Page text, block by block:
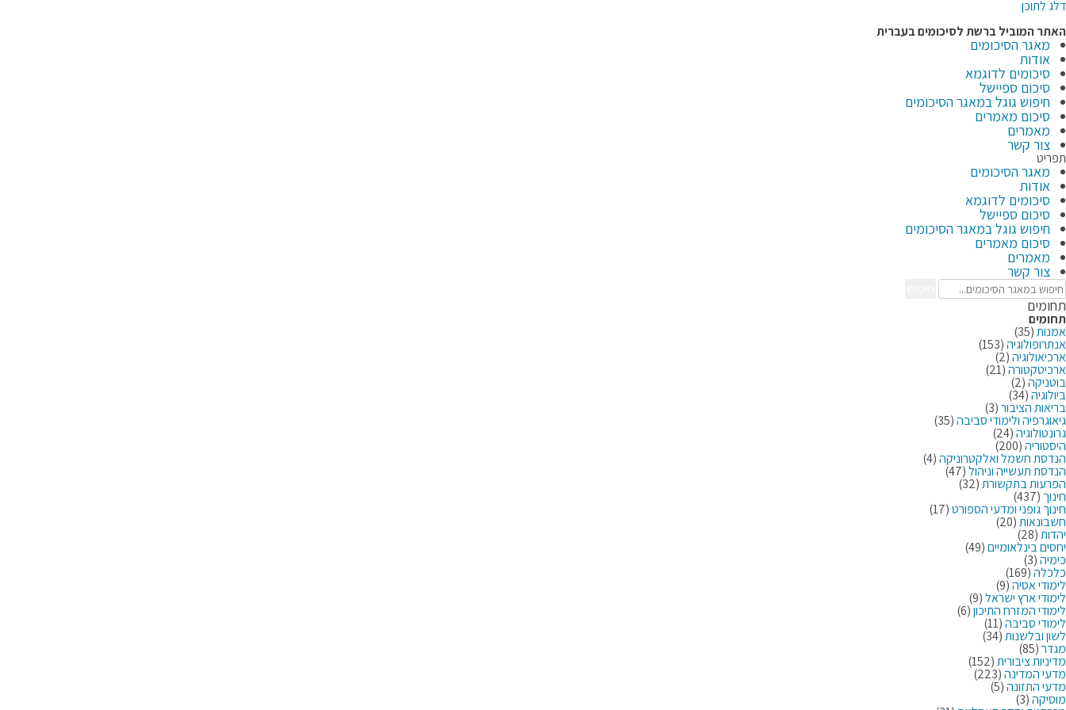
דלג לתוכן
האתר המוביל ברשתלסיכומים בעברית
מאגר הסיכומים
אודות
סיכומים לדוגמא
סיכום ספיישל
חיפוש גוגל במאגר הסיכומים
סיכום מאמרים
מאמרים
צור קשר
תפריט
מאגר הסיכומים
אודות
סיכומים לדוגמא
סיכום ספיישל
חיפוש גוגל במאגר הסיכומים
סיכום מאמרים
מאמרים
צור קשר
תחומים
תחומים
אמנות(35)
אנתרופולוגיה(153)
ארכיאולוגיה(2)
ארכיטקטורה(21)
בוטניקה(2)
ביולוגיה(34)
בריאות הציבור(3)
גיאוגרפיה ולימודי סביבה(35)
גרונטולוגיה(24)
היסטוריה(200)
הנדסת חשמל ואלקטרוניקה(4)
הנדסת תעשייה וניהול(47)
הפרעות בתקשורת(32)
חינוך (437)
חינוך גופני ומדעי הספורט(17)
חשבונאות(20)
יהדות(28)
יחסים בינלאומיים(49)
כימיה(3)
כלכלה(169)
לימודי אסיה(9)
לימודי ארץ ישראל(9)
לימודי המזרח התיכון(6)
לימודי סביבה(11)
לשון ובלשנות(34)
מגדר(85)
מדיניות ציבורית(152)
מדעי המדינה(223)
מדעי התזונה(5)
מוסיקה(3)